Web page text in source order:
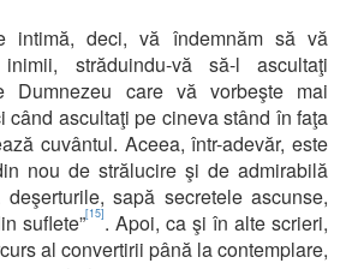
intimă, deci, vă îndemnăm să vă
străduindu-vă să-l ascultaţi
Dumnezeu care vă vorbeşte mai
când ascultaţi pe cineva stând în faţa
cuvântul. Aceea, într-adevăr, este
nou de strălucire şi de admirabilă
sapă secretele ascunse,
suflete”[15]. Apoi, ca şi în alte scrieri,
al convertirii până la contemplare,